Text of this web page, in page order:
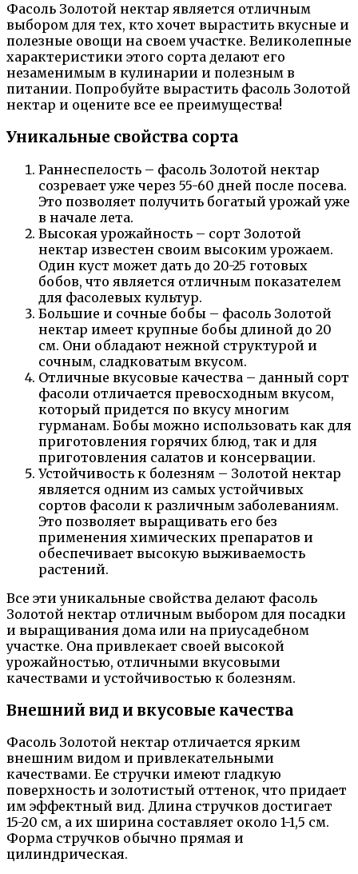
Фасоль Золотой нектар является отличным
выбором для тех, кто хочет вырастить вкусные и
полезные овощи на своем участке. Великолепные
характеристики этого сорта делают его
незаменимым в кулинарии и полезным в
питании. Попробуйте вырастить фасоль Золотой
нектар и оцените все ее преимущества!
Уникальные свойства сорта
Раннеспелость – фасоль Золотой нектар
созревает уже через 55-60 дней после посева.
Это позволяет получить богатый урожай уже
в начале лета.
Высокая урожайность – сорт Золотой
нектар известен своим высоким урожаем.
Один куст может дать до 20-25 готовых
бобов, что является отличным показателем
для фасолевых культур.
Большие и сочные бобы – фасоль Золотой
нектар имеет крупные бобы длиной до 20
см. Они обладают нежной структурой и
сочным, сладковатым вкусом.
Отличные вкусовые качества – данный сорт
фасоли отличается превосходным вкусом,
который придется по вкусу многим
гурманам. Бобы можно использовать как для
приготовления горячих блюд, так и для
приготовления салатов и консервации.
Устойчивость к болезням – Золотой нектар
является одним из самых устойчивых
сортов фасоли к различным заболеваниям.
Это позволяет выращивать его без
применения химических препаратов и
обеспечивает высокую выживаемость
растений.
Все эти уникальные свойства делают фасоль
Золотой нектар отличным выбором для посадки
и выращивания дома или на приусадебном
участке. Она привлекает своей высокой
урожайностью, отличными вкусовыми
качествами и устойчивостью к болезням.
Внешний вид и вкусовые качества
Фасоль Золотой нектар отличается ярким
внешним видом и привлекательными
качествами. Ее стручки имеют гладкую
поверхность и золотистый оттенок, что придает
им эффектный вид. Длина стручков достигает
15-20 см, а их ширина составляет около 1-1,5 см.
Форма стручков обычно прямая и
цилиндрическая.